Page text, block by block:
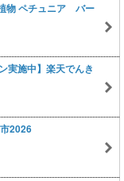
物 ペチュニア バー
実施中】楽天でんき
2026